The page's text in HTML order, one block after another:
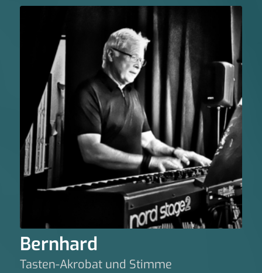
Bernhard
Tasten-Akrobat und Stimme